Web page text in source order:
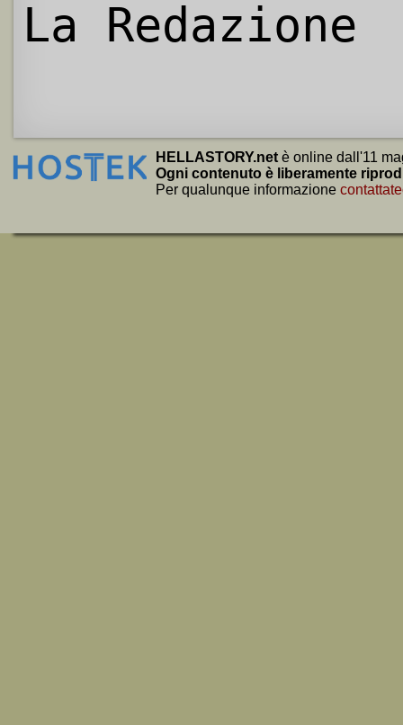
La Redazione
HELLASTORY.net è online dall'11
Ogni contenuto è liberamente
Per qualunque informazione